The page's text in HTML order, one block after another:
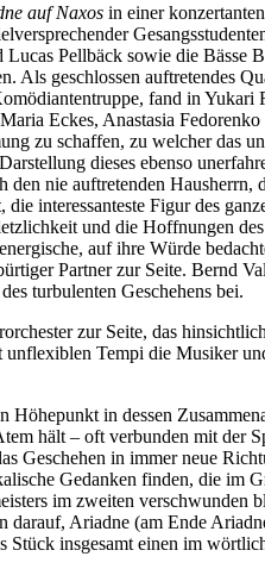
auf Naxos in einer
Pellbäck sowie die Bässe
geschlossen auftretendes
fand in
Eckes, Anastasia
zu schaffen, zu welcher das
dieses ebenso
nie auftretenden
interessanteste Figur des
und die Hoffnungen
auf ihre Würde
Partner zur Seite. Bernd
turbulenten Geschehens bei.
zur Seite, das
Tempi die Musiker
in dessen
hält – oft verbunden mit der
in immer neue
Gedanken finden, die im
im zweiten verschwunden
Ariadne (am Ende
Stück insgesamt einen im